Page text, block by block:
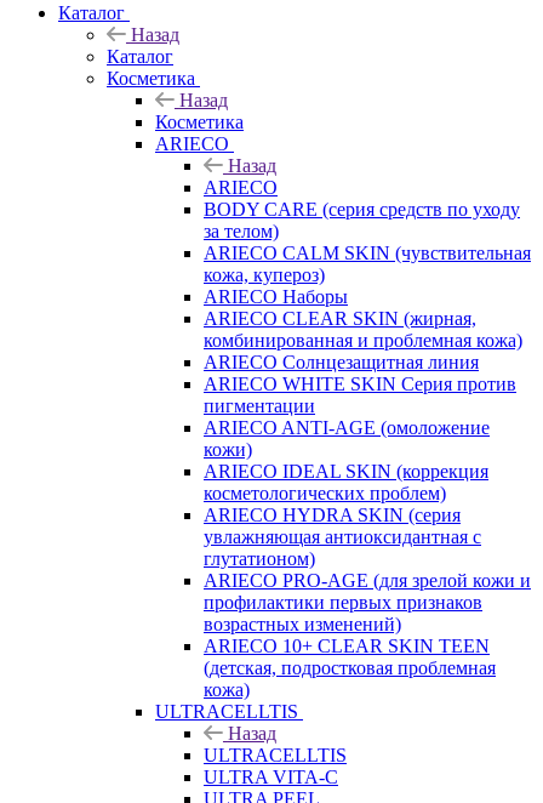
Каталог
Назад
Каталог
Косметика
Назад
Косметика
ARIECO
Назад
ARIECO
BODY CARE (серия средств по уходу
за телом)
ARIECO CALM SKIN (чувствительная
кожа, купероз)
ARIECO Наборы
ARIECO CLEAR SKIN (жирная,
комбинированная и проблемная кожа)
ARIECO Солнцезащитная линия
ARIECO WHITE SKIN Серия против
пигментации
ARIECO ANTI-AGE (омоложение
кожи)
ARIECO IDEAL SKIN (коррекция
косметологических проблем)
ARIECO HYDRA SKIN (серия
увлажняющая антиоксидантная с
глутатионом)
ARIECO PRO-AGE (для зрелой кожи и
профилактики первых признаков
возрастных изменений)
ARIECO 10+ CLEAR SKIN TEEN
(детская, подростковая проблемная
кожа)
ULTRACELLTIS
Назад
ULTRACELLTIS
ULTRA VITA-C
ULTRA PEEL